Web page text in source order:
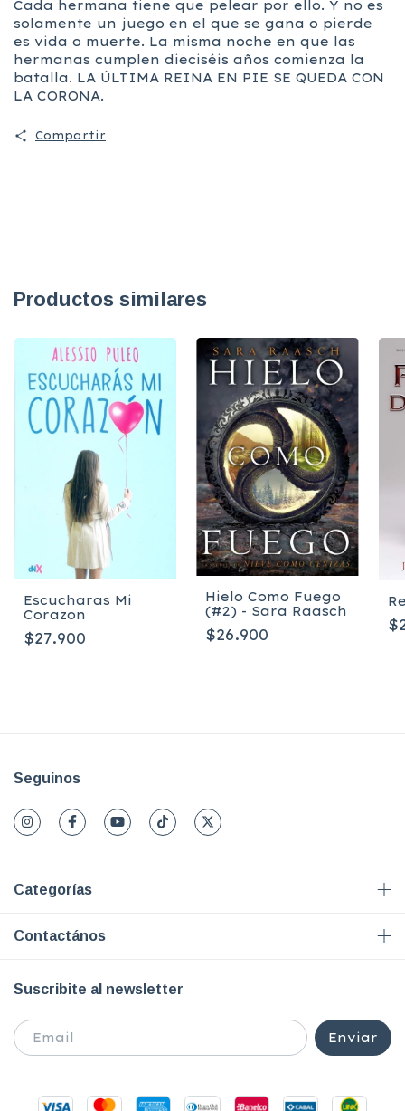
Cada hermana tiene que pelear por ello. Y no es
solamente un juego en el que se gana o pierde
es vida o muerte. La misma noche en que las
hermanas cumplen dieciséis años comienza la
batalla. LA ÚLTIMA REINA EN PIE SE QUEDA CON
LA CORONA.
Compartir
Productos similares
Escucharas Mi
Corazon
$27.900
Hielo Como Fuego
(#2) - Sara Raasch
$26.900
Seguinos
Categorías
Contactános
Suscribite al newsletter